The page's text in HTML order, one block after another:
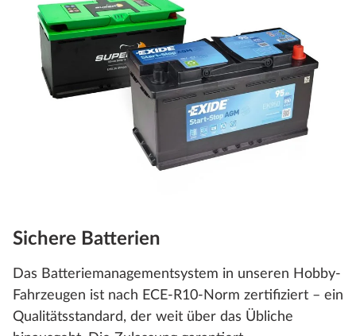
Sichere Batterien
Das Batteriemanagementsystem in unseren Hobby-
Fahrzeugen ist nach ECE-R10-Norm zertifiziert – ein
Qualitätsstandard, der weit über das Übliche